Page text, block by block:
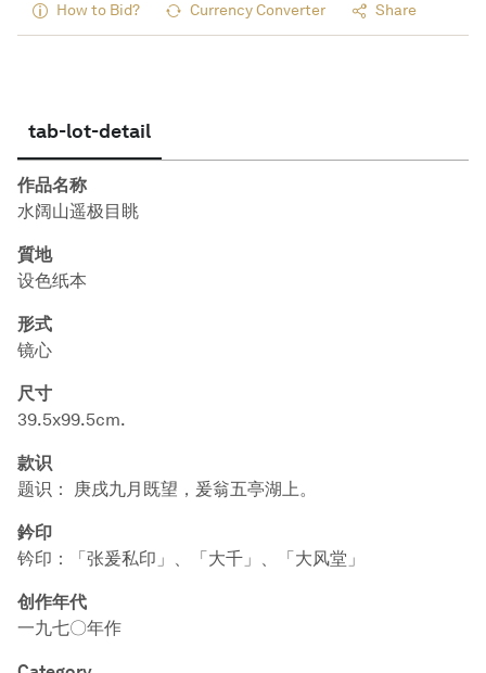
How to Bid? Currency Converter Share
tab-lot-detail
作品名称
水阔山遥极目眺
質地
设色纸本
形式
镜心
尺寸
39.5x99.5cm.
款识
题识： 庚戌九月既望，爰翁五亭湖上。
鈐印
钤印：「张爰私印」、「大千」、「大风堂」
创作年代
一九七〇年作